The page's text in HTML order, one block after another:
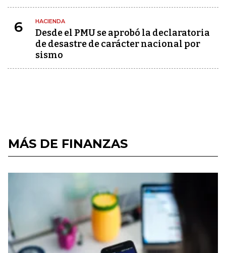
6 HACIENDA
Desde el PMU se aprobó la declaratoria
de desastre de carácter nacional por
sismo
MÁS DE FINANZAS